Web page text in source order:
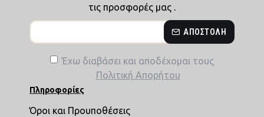
τις προσφορές μας .
ΑΠΟΣΤΟΛΉ
Έχω διαβάσει και αποδέχομαι τους
Πολιτική Απορήτου
Πληροφορίες
Όροι και Προυποθέσεις